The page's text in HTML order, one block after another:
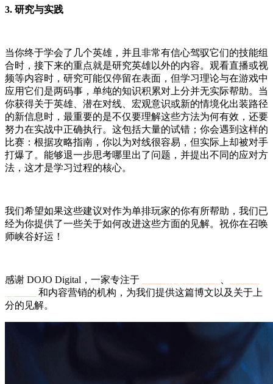
3. 研究与实践
当你终于学会了几个英雄，并且非常有信心驾驭它们的技能组
合时，接下来的重点就是研究英雄以外的内容。观看直播或视
频等内容时，研究可能仅停留在表面，但学习理论与在游戏中
应用它们是两码事，单纯的知识积累对上分并无实际帮助。当
你获得关于英雄、潜在对线、宏观意识或新的情境化出装路径
的新信息时，最重要的是不仅要理解这些方法为何有效，还要
努力在实战中正确执行。这包括大量的试错；你会遇到这样的
比赛：根据攻略指南，你以为对线很容易，但实际上却被对手
打爆了。能够退一步思考哪里出了问题，并提出不同的应对方
法，这才是学习过程的核心。
我们希望如果这些建议对作为单排玩家的你有所帮助，我们已
经为你提供了一些关于如何改进这些方面的见解。祝你在召唤
师峡谷好运！
感谢 DOJO Digital，一家专注于
和内容营销的机构，为我们提供这篇博文以及关于上
分的见解。